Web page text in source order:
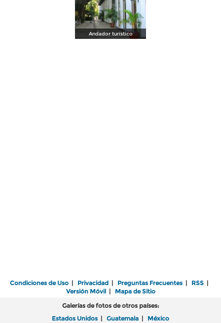
Andador turístico
Condiciones de Uso | Privacidad | Preguntas Frecuentes | RSS |
Versión Móvil| Mapa de Sitio
Galerías de fotos de otros países:
Estados Unidos | Guatemala | México